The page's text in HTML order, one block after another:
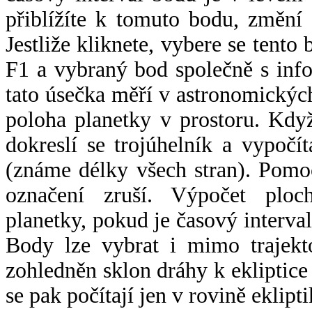
přiblížíte k tomuto bodu,
Jestliže kliknete, vybere se tento
F1 a vybraný bod společně s
tato úsečka měří v
poloha planetky v prostoru.
dokreslí se trojúhelník a
(známe délky všech stran).
označení zruší. Výpočet
planetky, pokud je časový
Body lze vybrat i mimo
zohledněn sklon dráhy k
se pak počítají jen v rovině